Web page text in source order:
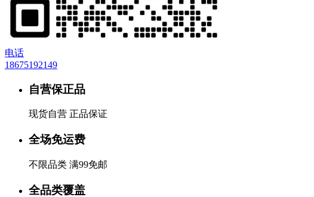
电话
18675192149
自营保正品
现货自营 正品保证
全场免运费
不限品类 满99免邮
全品类覆盖